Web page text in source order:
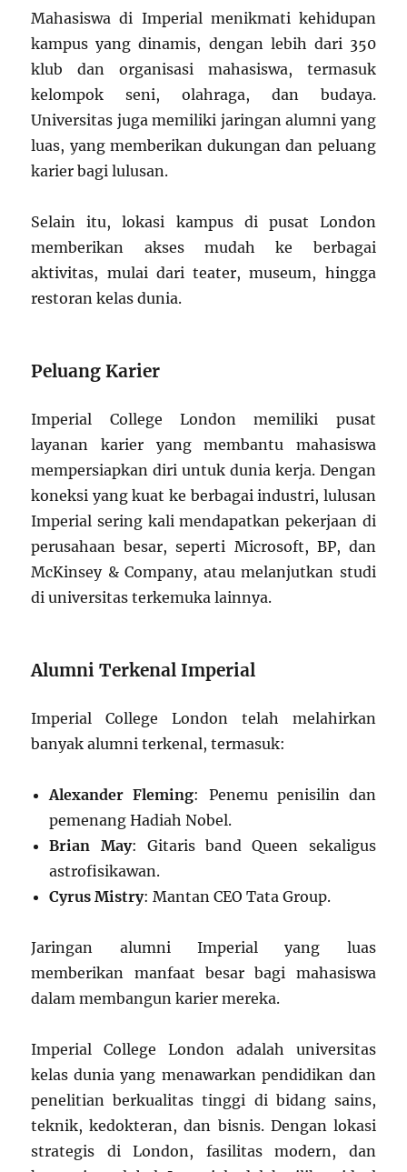
Mahasiswa di Imperial menikmati kehidupan
kampus yang dinamis, dengan lebih dari 350
klub dan organisasi mahasiswa, termasuk
kelompok seni, olahraga, dan budaya.
Universitas juga memiliki jaringan alumni yang
luas, yang memberikan dukungan dan peluang
karier bagi lulusan.
Selain itu, lokasi kampus di pusat London
memberikan akses mudah ke berbagai
aktivitas, mulai dari teater, museum, hingga
restoran kelas dunia.
Peluang Karier
Imperial College London memiliki pusat
layanan karier yang membantu mahasiswa
mempersiapkan diri untuk dunia kerja. Dengan
koneksi yang kuat ke berbagai industri, lulusan
Imperial sering kali mendapatkan pekerjaan di
perusahaan besar, seperti Microsoft, BP, dan
McKinsey & Company, atau melanjutkan studi
di universitas terkemuka lainnya.
Alumni Terkenal Imperial
Imperial College London telah melahirkan
banyak alumni terkenal, termasuk:
Alexander Fleming: Penemu penisilin dan
pemenang Hadiah Nobel.
Brian May: Gitaris band Queen sekaligus
astrofisikawan.
Cyrus Mistry: Mantan CEO Tata Group.
Jaringan alumni Imperial yang luas
memberikan manfaat besar bagi mahasiswa
dalam membangun karier mereka.
Imperial College London adalah universitas
kelas dunia yang menawarkan pendidikan dan
penelitian berkualitas tinggi di bidang sains,
teknik, kedokteran, dan bisnis. Dengan lokasi
strategis di London, fasilitas modern, dan